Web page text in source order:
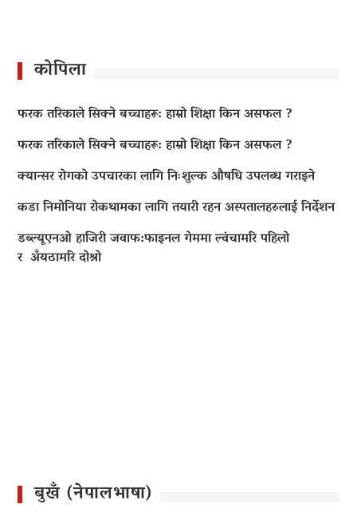
कोपिला
फरक तरिकाले सिक्ने बच्चाहरू: हाम्रो शिक्षा किन असफल ?
फरक तरिकाले सिक्ने बच्चाहरू: हाम्रो शिक्षा किन असफल ?
क्यान्सर रोगको उपचारका लागि निःशुल्क औषधि उपलब्ध गराइने
कडा निमोनिया रोकथामका लागि तयारी रहन अस्पतालहरुलाई निर्देशन
डब्ल्यूएनओ हाजिरी जवाफ:फाइनल गेममा ल्वंचामरि पहिलो
र अँयठामरि दोश्रो
बुखँ (नेपालभाषा)